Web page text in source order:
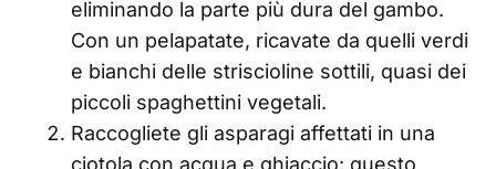
eliminando la parte più dura del gambo.
Con un pelapatate, ricavate da quelli verdi
e bianchi delle striscioline sottili, quasi dei
piccoli spaghettini vegetali.
Raccogliete gli asparagi affettati in una
ciotola con acqua e ghiaccio: questo